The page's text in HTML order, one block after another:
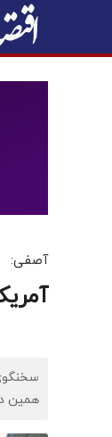
آصفی:
آمریکا
همین